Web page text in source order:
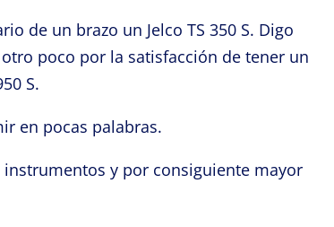
de un brazo un Jelco TS 350 S. Digo
poco por la satisfacción de tener un
S.
en pocas palabras.
y por consiguiente mayor